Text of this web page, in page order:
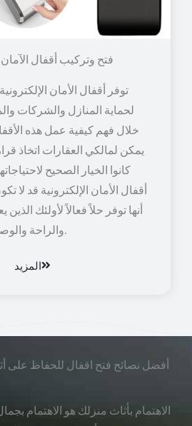
توفر أقفال الأمان
لحماية المنازل والشركات
خلال فهم كيفية عمل هذه
يمكن لمالكي العقارات اتخاذ
كانوا الخيار الصحيح
أقفال الأمان الإلكترونية قد لا
أنها توفر حلاً فعالاً لأولئك
والراحة والوصول القابل للتخصيص.
المزيد
أفضل نصائح فتح اقفال للحفاظ على
الاهتمام بأثاث منزلك هو الاهتمام